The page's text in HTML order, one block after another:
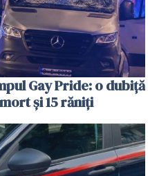
Gay Pride: o dubiță
și 15 răniți